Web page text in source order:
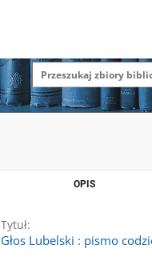
OPIS
Tytuł:
Głos Lubelski : pismo